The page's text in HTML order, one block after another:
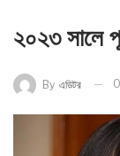
২০২৩ সালে
By এডিটর